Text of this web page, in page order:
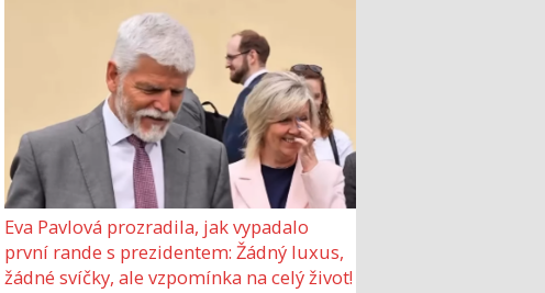
Eva Pavlová prozradila, jak vypadalo
první rande s prezidentem: Žádný luxus,
žádné svíčky, ale vzpomínka na celý život!